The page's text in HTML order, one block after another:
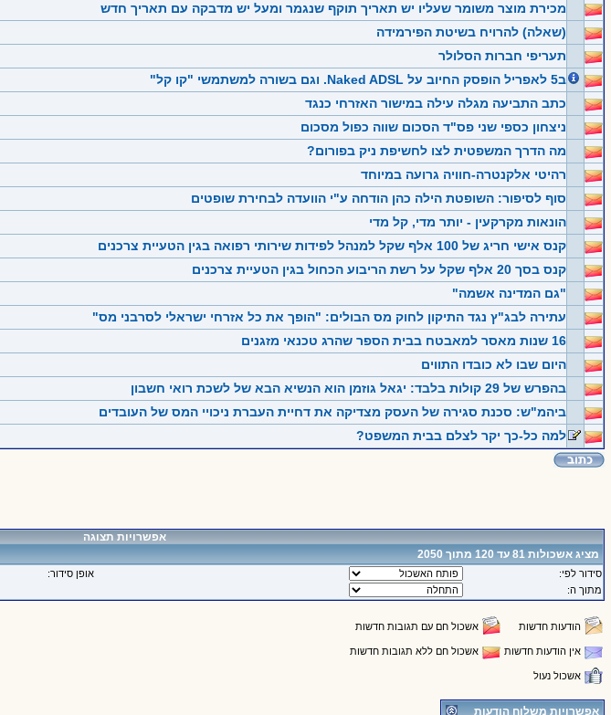
מכירת מוצר משומר שעליו יש תאריך תוקף שנגמר ומעל יש מדבקה עם תאריך חדש
(שאלה) להרויח בשיטת הפירמידה
תעריפי חברות הסלולר
ב5 לאפריל הופסק החיוב על Naked ADSL. וגם בשורה למשתמשי "קו קל"
כתב התביעה מגלה עילה במישור האזרחי כנגד
ניצחון כספי שני פס"ד הסכום שווה כפול מסכום
מה הדרך המשפטית לצו לחשיפת ניק בפורום?
רהיטי אלקנטרה-חוויה גרועה במיוחד
סוף לסיפור: השופטת הילה כהן הודחה ע"י הוועדה לבחירת שופטים
הונאות מקרקעין - יותר מדי, קל מדי
קנס אישי חריג של 100 אלף שקל למנהל לפידות שירותי רפואה בגין הטעיית צרכנים
קנס בסך 20 אלף שקל על רשת הריבוע הכחול בגין הטעיית צרכנים
"גם המדינה אשמה"
עתירה לבג"ץ נגד התיקון לחוק מס הבולים: "הופך את כל אזרחי ישראלי לסרבני מס"
16 שנות מאסר למאבטח בבית הספר שהרג טכנאי מזגנים
היום שבו לא כובדו התווים
בהפרש של 29 קולות בלבד: יגאל גוזמן הוא הנשיא הבא של לשכת רואי חשבון
ביהמ"ש: סכנת סגירה של העסק מצדיקה את דחיית העברת ניכויי המס של העובדים
למה כל-כך יקר לצלם בבית המשפט?
אפשרויות תצוגה
מציג אשכולות 81 עד 120 מתוך 2050
סידור לפי:
אופן סידור:
מתוך ה:
הודעות חדשות אשכול חם עם תגובות חדשות
אין הודעות חדשות אשכול חם ללא תגובות חדשות
אשכול נעול
אפשרויות משלוח הודעות